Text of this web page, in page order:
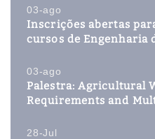
03-ago
Inscrições abertas
cursos de Engenharia
03-ago
Palestra: Agricultural
Requirements and
28-Jul